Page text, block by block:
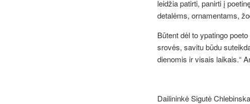
leidžia patirti, panirti į
detalėms, ornamentams,
Būtent dėl to ypatingo
srovės, savitu būdu
dienomis ir visais laikais.“
Dailininkė Sigutė